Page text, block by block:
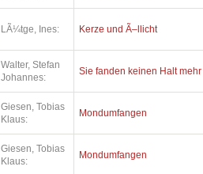
LÃ¼tge, Ines: Kerze und Ã–llicht
Walter, Stefan
Johannes:
Sie fanden keinen Halt mehr
Giesen, Tobias
Klaus:
Mondumfangen
Giesen, Tobias
Klaus:
Mondumfangen